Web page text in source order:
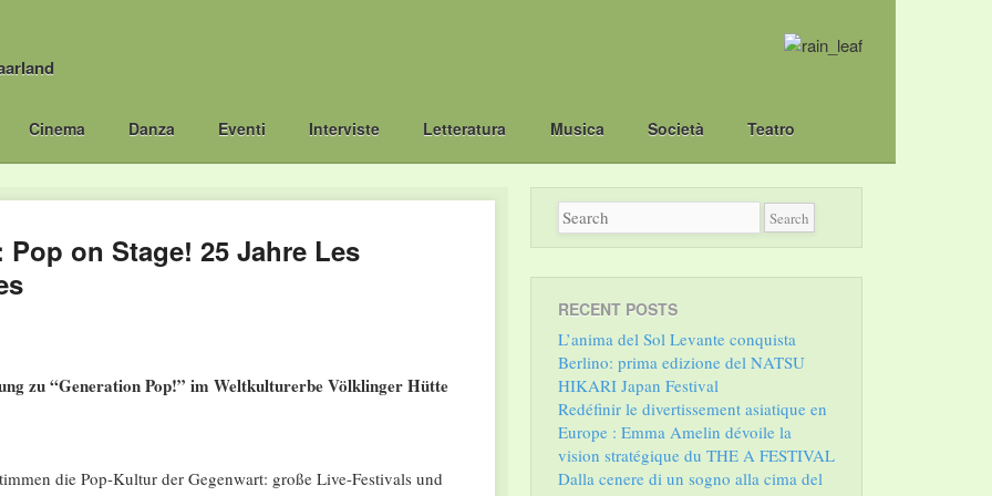
Cinema Danza Eventi Interviste Letteratura Musica Società Teatro
on Stage! 25 Jahre Les
zu “Generation Pop!” im Weltkulturerbe Völklinger Hütte
die Pop-Kultur der Gegenwart: große Live-Festivals und
RECENT POSTS
L’anima del Sol Levante conquista
Berlino: prima edizione del NATSU
HIKARI Japan Festival
Redéfinir le divertissement asiatique en
Europe : Emma Amelin dévoile la
vision stratégique du THE A FESTIVAL
Dalla cenere di un sogno alla cima del